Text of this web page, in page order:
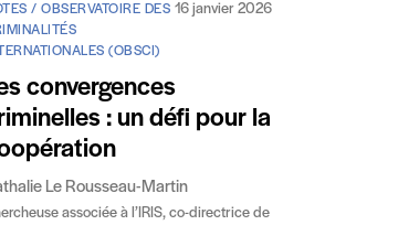
/ OBSERVATOIRE DES
(OBSCI)
16 janvier 2026
convergences
: un défi pour la
Le Rousseau-Martin
associée à l’IRIS, co-directrice de